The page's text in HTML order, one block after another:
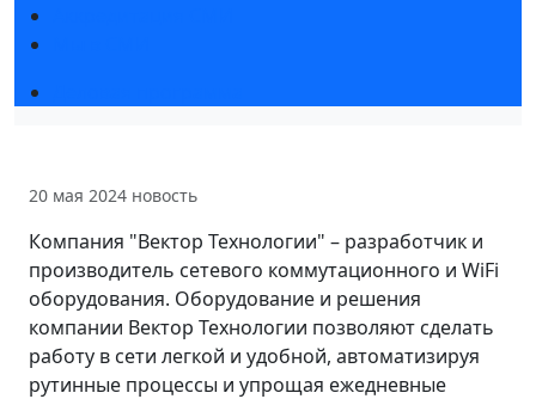
20 мая 2024 новость
Компания "Вектор Технологии" – разработчик и
производитель сетевого коммутационного и WiFi
оборудования. Оборудование и решения
компании Вектор Технологии позволяют сделать
работу в сети легкой и удобной, автоматизируя
рутинные процессы и упрощая ежедневные